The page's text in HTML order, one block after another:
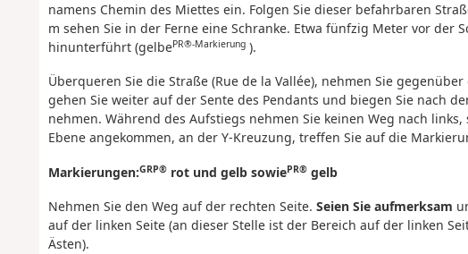
namens Chemin des Miettes ein. Folgen Sie dieser befahrbaren
m sehen Sie in der Ferne eine Schranke. Etwa fünfzig Meter vor der
hinunterführt (gelbePR®-Markierung).
Überqueren Sie die Straße (Rue de la Vallée), nehmen Sie
gehen Sie weiter auf der Sente des Pendants und biegen Sie nach
nehmen. Während des Aufstiegs nehmen Sie keinen Weg nach
Ebene angekommen, an der Y-Kreuzung, treffen Sie auf die
Markierungen:GRP®rot und gelb sowiePR®gelb
Nehmen Sie den Weg auf der rechten Seite. Seien Sie aufmerksam
auf der linken Seite (an dieser Stelle ist der Bereich auf der linken
Ästen).